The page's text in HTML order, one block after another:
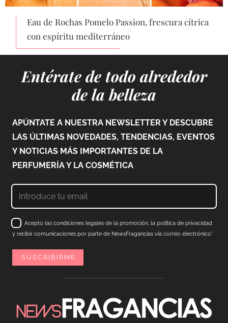
Eau de Rochas Pomelo Passion, frescura cítrica
con espíritu mediterráneo
Entérate de todo alrededor
de la belleza
APÚNTATE A NUESTRA NEWSLETTER Y DESCUBRE
LAS ÚLTIMAS NOVEDADES, TENDENCIAS, EVENTOS
Y NOTICIAS MÁS IMPORTANTES DE LA
PERFUMERÍA Y LA COSMÉTICA
Acepto las condiciones legales de la promoción, la política de privacidad
y recibir comunicaciones por parte de NewsFragancias vía correo electrónico*